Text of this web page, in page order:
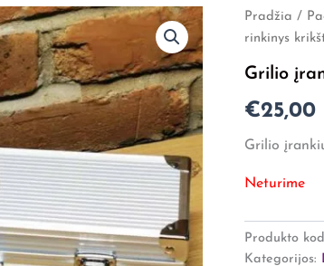
Pradžia /
rinkinys
Grilio
€25,00
Grilio
Neturime
Produkto
Kategorijos: